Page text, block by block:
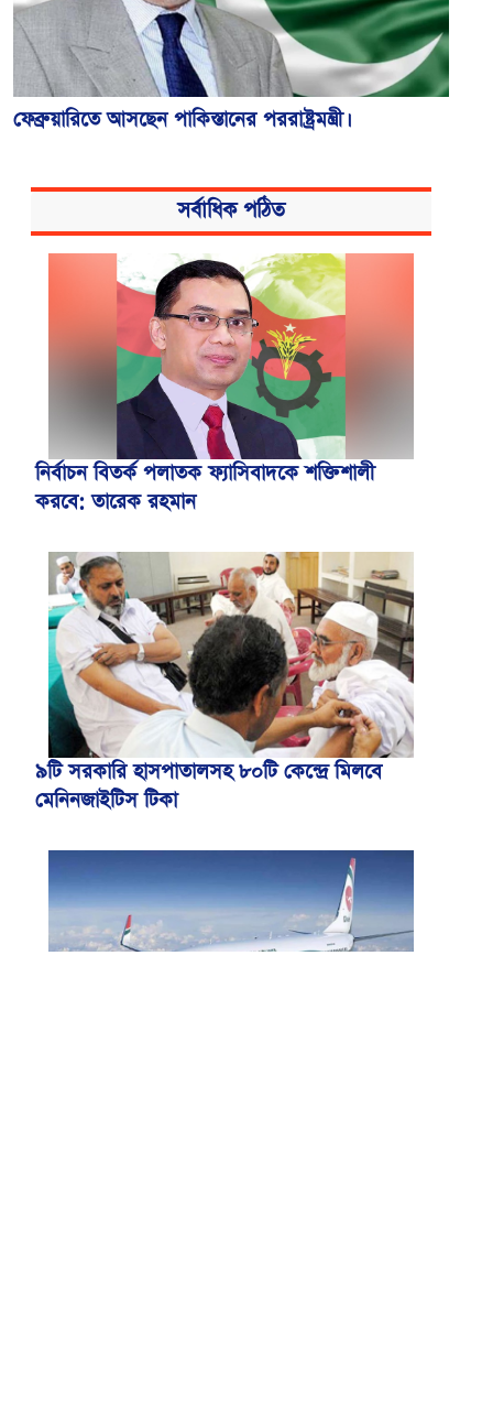
ফেব্রুয়ারিতে আসছেন পাকিস্তানের পররাষ্ট্রমন্ত্রী।
সর্বাধিক পঠিত
নির্বাচন বিতর্ক পলাতক ফ্যাসিবাদকে শক্তিশালী
করবে: তারেক রহমান
৯টি সরকারি হাসপাতালসহ ৮০টি কেন্দ্রে মিলবে
মেনিনজাইটিস টিকা